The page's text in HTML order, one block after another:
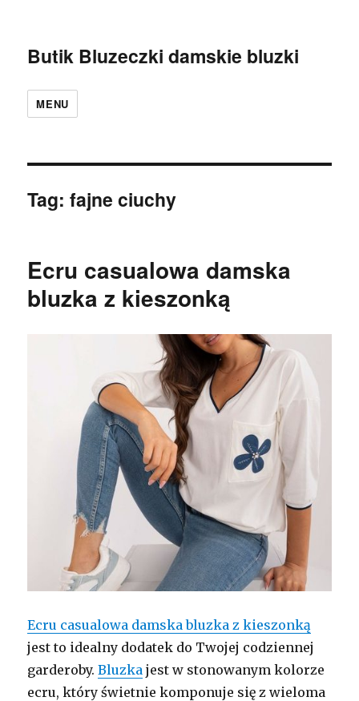
Butik Bluzeczki damskie bluzki
MENU
Tag:fajne ciuchy
Ecru casualowa damska
bluzka z kieszonką
Ecru casualowa damska bluzka z kieszonką
jest to idealny dodatek do Twojej codziennej
garderoby.Bluzka jest w stonowanym kolorze
ecru, który świetnie komponuje się z wieloma